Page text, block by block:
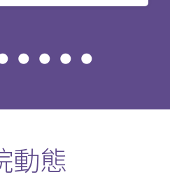
崇拜事工、兒童基督教
(MABS)
士 (主修兒童基督教教
動態